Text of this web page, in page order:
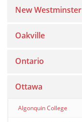
New Westminster
Oakville
Ontario
Ottawa
Algonquin College